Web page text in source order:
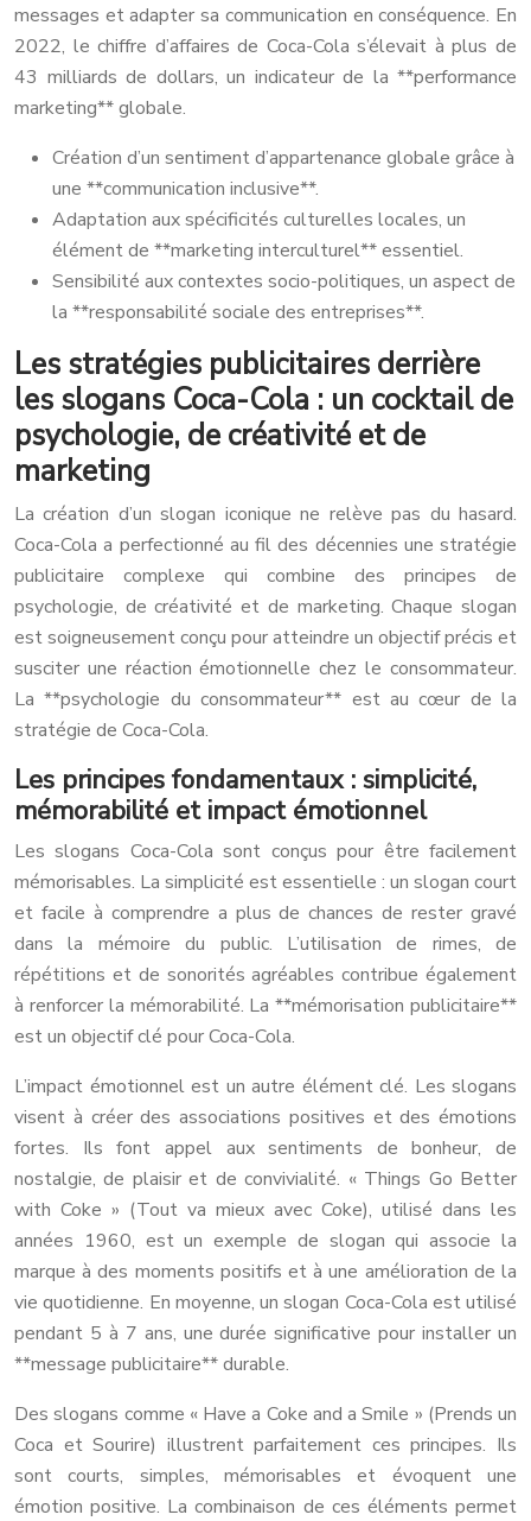
messages et adapter sa communication en conséquence. En
2022, le chiffre d’affaires de Coca-Cola s’élevait à plus de
43 milliards de dollars, un indicateur de la **performance
marketing** globale.
Création d’un sentiment d’appartenance globale grâce à
une **communication inclusive**.
Adaptation aux spécificités culturelles locales, un
élément de **marketing interculturel** essentiel.
Sensibilité aux contextes socio-politiques, un aspect de
la **responsabilité sociale des entreprises**.
Les stratégies publicitaires derrière
les slogans Coca-Cola : un cocktail de
psychologie, de créativité et de
marketing
La création d’un slogan iconique ne relève pas du hasard.
Coca-Cola a perfectionné au fil des décennies une stratégie
publicitaire complexe qui combine des principes de
psychologie, de créativité et de marketing. Chaque slogan
est soigneusement conçu pour atteindre un objectif précis et
susciter une réaction émotionnelle chez le consommateur.
La **psychologie du consommateur** est au cœur de la
stratégie de Coca-Cola.
Les principes fondamentaux : simplicité,
mémorabilité et impact émotionnel
Les slogans Coca-Cola sont conçus pour être facilement
mémorisables. La simplicité est essentielle : un slogan court
et facile à comprendre a plus de chances de rester gravé
dans la mémoire du public. L’utilisation de rimes, de
répétitions et de sonorités agréables contribue également
à renforcer la mémorabilité. La **mémorisation publicitaire**
est un objectif clé pour Coca-Cola.
L’impact émotionnel est un autre élément clé. Les slogans
visent à créer des associations positives et des émotions
fortes. Ils font appel aux sentiments de bonheur, de
nostalgie, de plaisir et de convivialité. « Things Go Better
with Coke » (Tout va mieux avec Coke), utilisé dans les
années 1960, est un exemple de slogan qui associe la
marque à des moments positifs et à une amélioration de la
vie quotidienne. En moyenne, un slogan Coca-Cola est utilisé
pendant 5 à 7 ans, une durée significative pour installer un
**message publicitaire** durable.
Des slogans comme « Have a Coke and a Smile » (Prends un
Coca et Sourire) illustrent parfaitement ces principes. Ils
sont courts, simples, mémorisables et évoquent une
émotion positive. La combinaison de ces éléments permet